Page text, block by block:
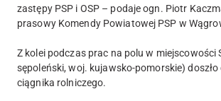
zastępy PSP i OSP – podaje ogn. Piotr
prasowy Komendy Powiatowej PSP w
Z kolei podczas prac na polu w miejscowości
sępoleński, woj. kujawsko-pomorskie) doszło
ciągnika rolniczego.